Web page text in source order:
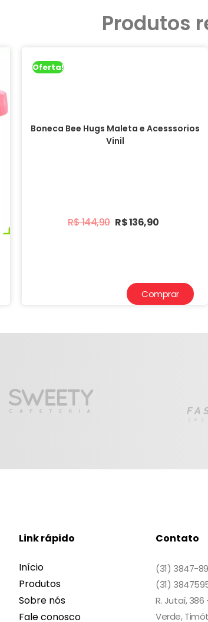
Produtos
Oferta!
Boneca Bee Hugs Maleta e Acesssorios
Vinil
R$144,90 R$136,90
Comprar
Link rápido
Início
Produtos
Sobre nós
Fale conosco
Contato
(31) 3847-
(31)
R. Jutaí,
Verde,